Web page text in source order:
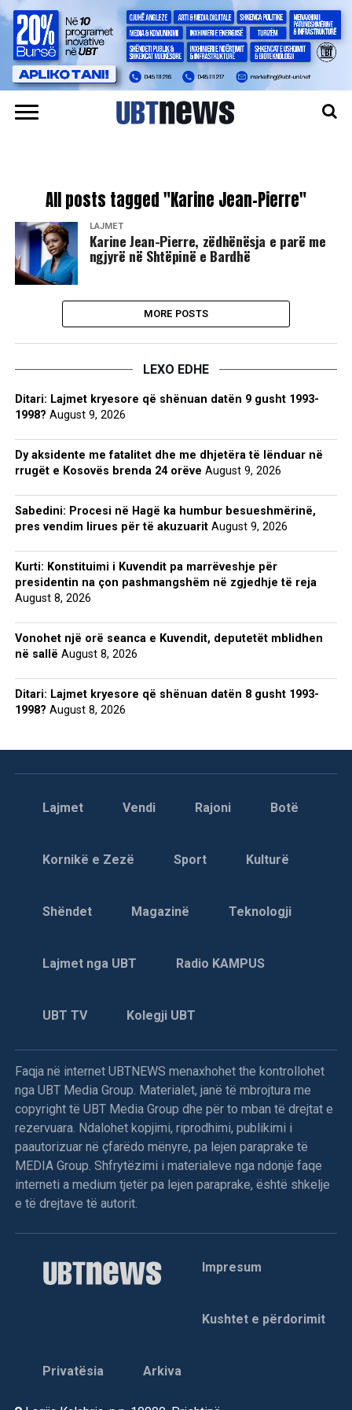
All posts tagged "Karine Jean-Pierre"
LAJMET
Karine Jean-Pierre, zëdhënësja e parë me
ngjyrë në Shtëpinë e Bardhë
MORE POSTS
LEXO EDHE
Ditari: Lajmet kryesore që shënuan datën 9 gusht 1993-
1998? August 9, 2026
Dy aksidente me fatalitet dhe me dhjetëra të lënduar në
rrugët e Kosovës brenda 24 orëve August 9, 2026
Sabedini: Procesi në Hagë ka humbur besueshmërinë,
pres vendim lirues për të akuzuarit August 9, 2026
Kurti: Konstituimi i Kuvendit pa marrëveshje për
presidentin na çon pashmangshëm në zgjedhje të reja
August 8, 2026
Vonohet një orë seanca e Kuvendit, deputetët mblidhen
në sallë August 8, 2026
Ditari: Lajmet kryesore që shënuan datën 8 gusht 1993-
1998? August 8, 2026
Lajmet Vendi Rajoni Botë
Kornikë e Zezë Sport Kulturë
Shëndet Magazinë Teknologji
Lajmet nga UBT Radio KAMPUS
UBT TV Kolegji UBT
Faqja në internet UBTNEWS menaxhohet the kontrollohet
nga UBT Media Group. Materialet, janë të mbrojtura me
copyright të UBT Media Group dhe për to mban të drejtat e
rezervuara. Ndalohet kopjimi, riprodhimi, publikimi i
paautorizuar në çfarëdo mënyre, pa lejen paraprake të
MEDIA Group. Shfrytëzimi i materialeve nga ndonjë faqe
interneti a medium tjetër pa lejen paraprake, është shkelje
e të drejtave të autorit.
Impresum
Kushtet e përdorimit
Privatësia Arkiva